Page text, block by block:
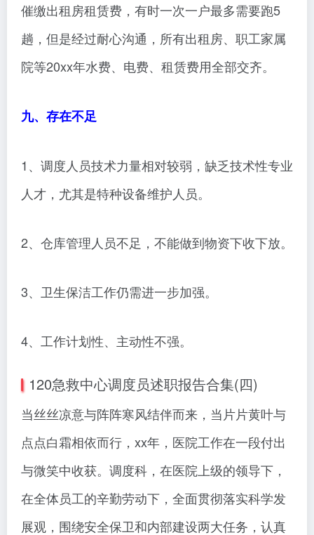
催缴出租房租赁费，有时一次一户最多需要跑5
趟，但是经过耐心沟通，所有出租房、职工家属
院等20xx年水费、电费、租赁费用全部交齐。
九、存在不足
1、调度人员技术力量相对较弱，缺乏技术性专业
人才，尤其是特种设备维护人员。
2、仓库管理人员不足，不能做到物资下收下放。
3、卫生保洁工作仍需进一步加强。
4、工作计划性、主动性不强。
120急救中心调度员述职报告合集(四)
当丝丝凉意与阵阵寒风结伴而来，当片片黄叶与
点点白霜相依而行，xx年，医院工作在一段付出
与微笑中收获。调度科，在医院上级的领导下，
在全体员工的辛勤劳动下，全面贯彻落实科学发
展观，围绕安全保卫和内部建设两大任务，认真